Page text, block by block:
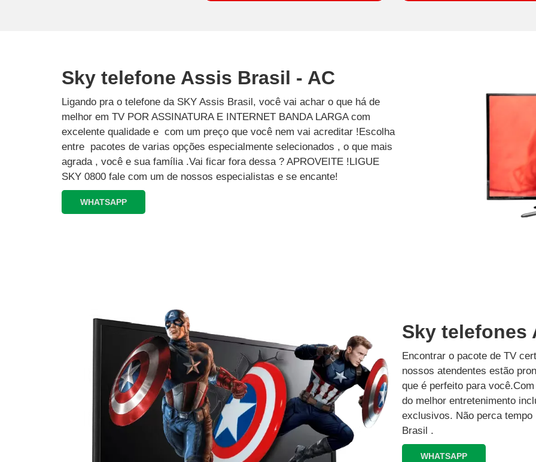
Sky telefone Assis Brasil - AC
Ligando pra o telefone da SKY Assis Brasil, você vai achar o que há de
melhor em TV POR ASSINATURA E INTERNET BANDA LARGA com
excelente qualidade e com um preço que você nem vai acreditar !Escolha
entre pacotes de varias opções especialmente selecionados , o que mais
agrada , você e sua família .Vai ficar fora dessa ? APROVEITE !LIGUE
SKY 0800 fale com um de nossos especialistas e se encante!
WHATSAPP
Sky telefones
Encontrar o pacote de TV
nossos atendentes estão
que é perfeito para
do melhor entretenimento
exclusivos.‍ Não perca
Brasil .
WHATSAPP